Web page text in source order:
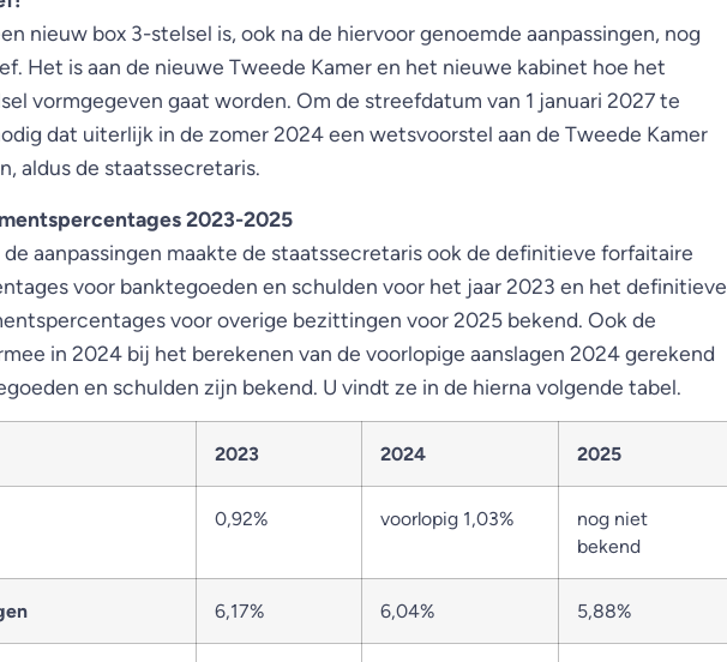
nieuw box 3-stelsel is, ook na de hiervoor genoemde aanpassingen, nog
Het is aan de nieuwe Tweede Kamer en het nieuwe kabinet hoe het
vormgegeven gaat worden. Om de streefdatum van 1 januari 2027 te
dat uiterlijk in de zomer 2024 een wetsvoorstel aan de Tweede Kamer
aldus de staatssecretaris.
2023-2025
aanpassingen maakte de staatssecretaris ook de definitieve forfaitaire
voor banktegoeden en schulden voor het jaar 2023 en het definitieve
voor overige bezittingen voor 2025 bekend. Ook de
in 2024 bij het berekenen van de voorlopige aanslagen 2024 gerekend
en schulden zijn bekend. U vindt ze in de hierna volgende tabel.
2023 2024 2025
0,92% voorlopig 1,03%
nog niet
bekend
6,17% 6,04% 5,88%